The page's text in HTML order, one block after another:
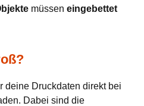
müssen eingebettet
deine Druckdaten direkt bei
Dabei sind die